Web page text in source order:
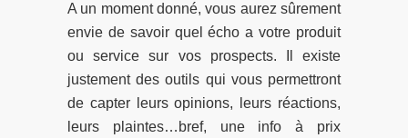
A un moment donné, vous aurez sûrement
envie de savoir quel écho a votre produit
ou service sur vos prospects. Il existe
justement des outils qui vous permettront
de capter leurs opinions, leurs réactions,
leurs plaintes…bref, une info à prix